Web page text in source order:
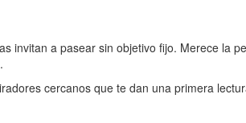
invitan a pasear sin objetivo fijo. Merece la
cercanos que te dan una primera